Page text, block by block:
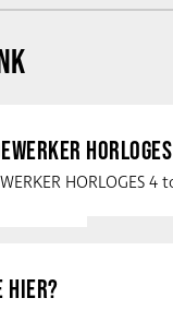
HORLOGES
HIER?